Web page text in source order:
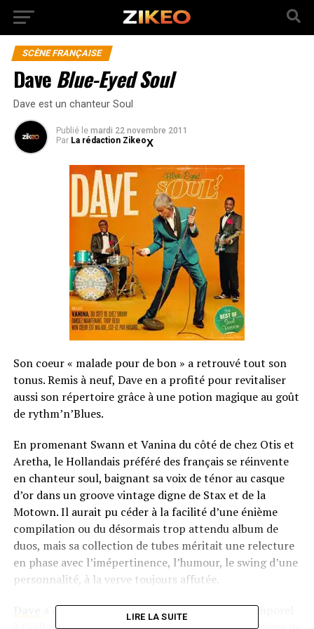
SCÈNE FRANÇAISE
Dave Blue-Eyed Soul
Dave est un chanteur Soul
Publié le mardi 22 novembre 2011
Par La rédaction Zikeo
Son coeur « malade pour de bon » a retrouvé tout son
tonus. Remis à neuf, Dave en a profité pour revitaliser
aussi son répertoire grâce à une potion magique au goût
de rythm’n’Blues.
En promenant Swann et Vanina du côté de chez Otis et
Aretha, le Hollandais préféré des français se réinvente
en chanteur soul, baignant sa voix de ténor au casque
d’or dans un groove vintage digne de Stax et de la
Motown. Il aurait pu céder à la facilité d’une énième
compilation ou du désormais trop attendu album de
duos, mais sa collection de tubes méritait une relecture
en phase avec l’imépertinence, l’humour, le swing d’une
personnalité, à la verve toujours affutée.
a confié le pilotage de ce voyage spatio-temporel
LIRE LA SUITE